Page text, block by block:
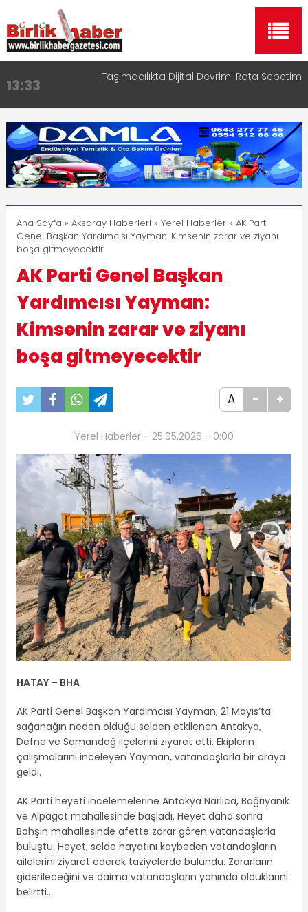
13:33 Taşımacılıkta Dijital Devrim: Rota Sepetim
17:15
Aksaray OSB Bölge Müdürü Makam Koltuğunu
Çocuklara Bıraktı
16:00
Aksaray Esnaf Rehberi ile Google ve Yapay Zeka
Aramalarında Öne Çıkın
8:23 Aksaray Esnaf Rehberi Hizmete Girdi
11:30
Birlikhaber.com Yayın Hayatına Başladı | Hızlı ve
Akıllı Haber Platformu
Ana Sayfa » Aksaray Haberleri » Yerel Haberler» AK Parti
Genel Başkan Yardımcısı Yayman: Kimsenin zarar ve ziyanı
boşa gitmeyecektir
AK Parti Genel Başkan
Yardımcısı Yayman:
Kimsenin zarar ve ziyanı
boşa gitmeyecektir
A - +
Yerel Haberler - 25.05.2026 - 0:00
HATAY – BHA
AK Parti Genel Başkan Yardımcısı Yayman, 21 Mayıs’ta
sağanağın neden olduğu selden etkilenen Antakya,
Defne ve Samandağ ilçelerini ziyaret etti. Ekiplerin
çalışmalarını inceleyen Yayman, vatandaşlarla bir araya
geldi.
AK Parti heyeti incelemelerine Antakya Narlıca, Bağrıyanık
ve Alpagot mahallesinde başladı. Heyet daha sonra
Bohşin mahallesinde afette zarar gören vatandaşlarla
buluştu. Heyet, selde hayatını kaybeden vatandaşların
ailelerini ziyaret ederek taziyelerde bulundu. Zararların
giderileceğini ve daima vatandaşların yanında olduklarını
belirtti..